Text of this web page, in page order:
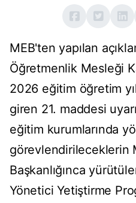
MEB'ten yapılan
Öğretmenlik Mesleği
2026 eğitim öğretim
giren 21. maddesi
eğitim kurumlarında
görevlendirileceklerin
Başkanlığınca
Yönetici Yetiştirme